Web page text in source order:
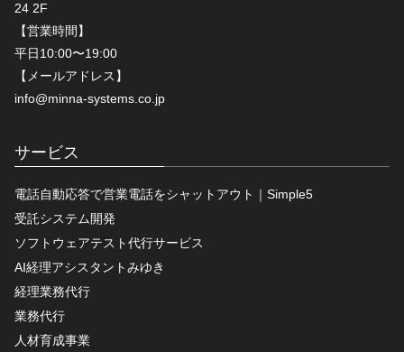
24 2F
【営業時間】
平日10:00〜19:00
【メールアドレス】
info@minna-systems.co.jp
サービス
電話自動応答で営業電話をシャットアウト｜Simple5
受託システム開発
ソフトウェアテスト代行サービス
AI経理アシスタントみゆき
経理業務代行
業務代行
人材育成事業